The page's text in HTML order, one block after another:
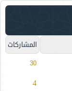
المشاركات
30
4